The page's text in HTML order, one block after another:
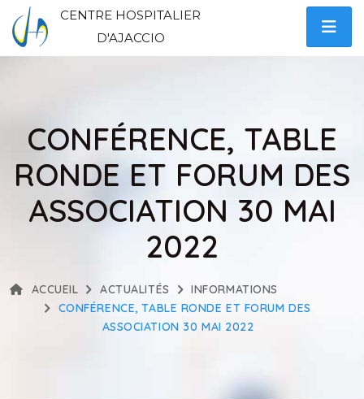
CENTRE HOSPITALIER
D'AJACCIO
CONFÉRENCE, TABLE
RONDE ET FORUM DES
ASSOCIATION 30 MAI
2022
ACCUEIL ACTUALITÉS
INFORMATIONS
CONFÉRENCE, TABLE RONDE ET FORUM DES
ASSOCIATION 30 MAI 2022